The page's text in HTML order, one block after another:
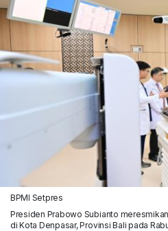
BPMI Setpres
Presiden Prabowo Subianto
di Kota Denpasar, Provinsi Bali pada